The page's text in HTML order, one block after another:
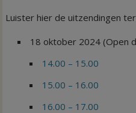
Luister hier de uitzendingen
18 oktober 2024 (Open
14.00 – 15.00
15.00 – 16.00
16.00 – 17.00